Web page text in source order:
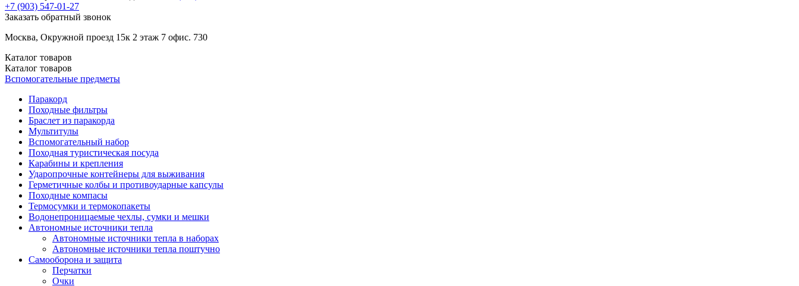
+7 (903) 547-01-27
Заказать обратный звонок
Москва, Окружной проезд 15к 2 этаж 7 офис. 730
Каталог товаров
Каталог товаров
Вспомогательные предметы
Паракорд
Походные фильтры
Браслет из паракорда
Мультитулы
Вспомогательный набор
Походная туристическая посуда
Карабины и крепления
Ударопрочные контейнеры для выживания
Герметичные колбы и противоударные капсулы
Походные компасы
Термосумки и термокопакеты
Водонепроницаемые чехлы, сумки и мешки
Автономные источники тепла
Автономные источники тепла в наборах
Автономные источники тепла поштучно
Самооборона и защита
Перчатки
Очки